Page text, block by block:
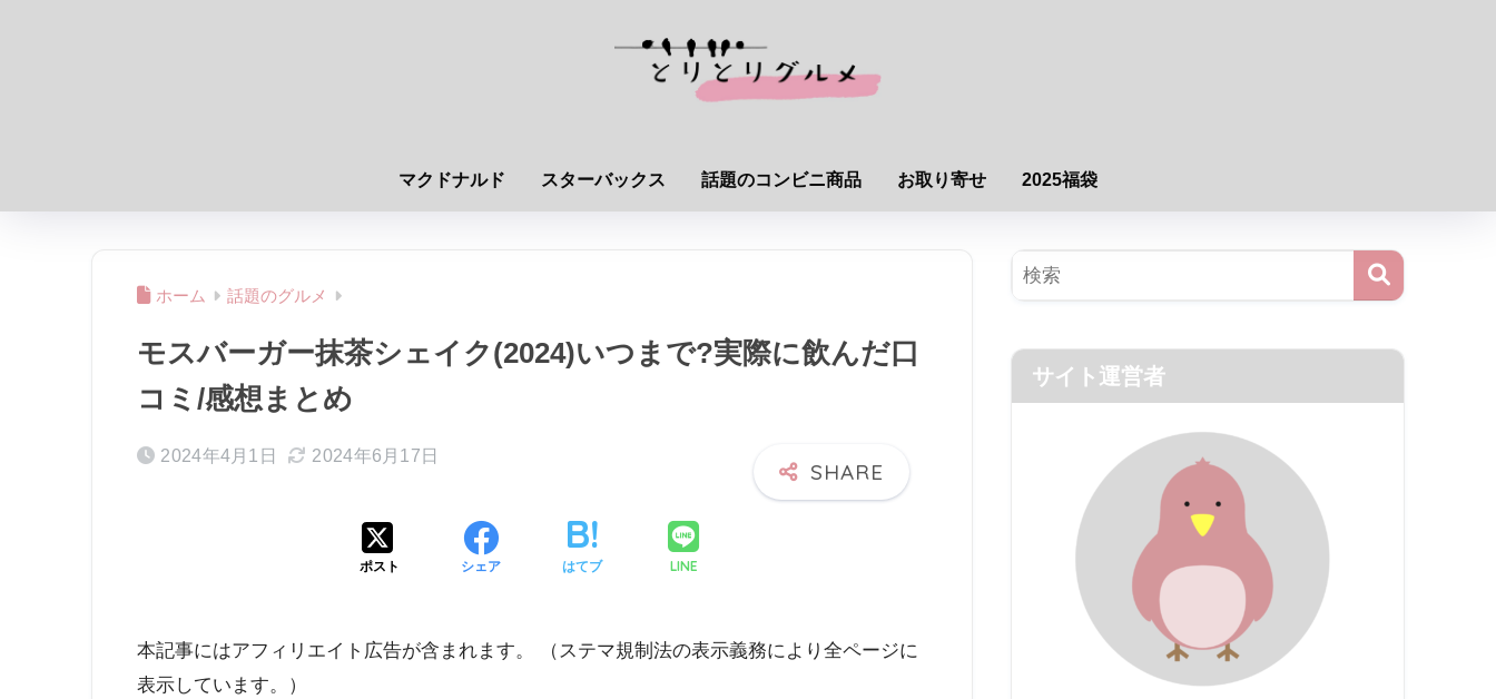
マクドナルド スターバックス 話題のコンビニ商品 お取り寄せ 2025福袋
ホーム 話題のグルメ
モスバーガー抹茶シェイク(2024)いつまで?実際に飲んだ口
コミ/感想まとめ
2024年4月1日 2024年6月17日
ポスト シェア はてブ LINE
本記事にはアフィリエイト広告が含まれます。 （ステマ規制法の表示義務により全ページに
表示しています。）
サイト運営者